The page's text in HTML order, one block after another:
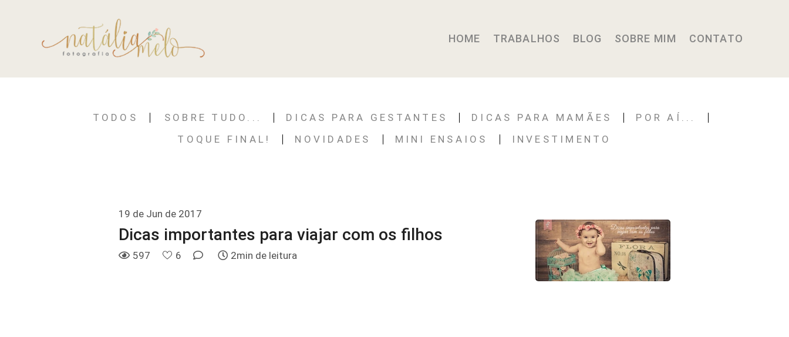
HOME TRABALHOS BLOG SOBRE MIM CONTATO
TODOS SOBRE TUDO... DICAS PARA GESTANTES DICAS PARA MAMÃES
POR AÍ...
TOQUE FINAL!
NOVIDADES MINI ENSAIOS INVESTIMENTO
19 de Jun de 2017
Dicas importantes para viajar com os filhos
597 6 2min de leitura